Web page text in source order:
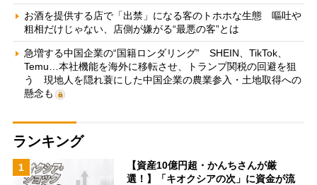
お酒を提供する店で「出禁」になる客のトホホな生態 嘔吐や
粗相だけじゃない、店側が嫌がる“最悪の客”とは
急増する中国企業の“国籍ロンダリング” SHEIN、TikTok、
Temu…本社機能を海外に移転させ、トランプ関税の回避を狙
う 現地人を隠れ蓑にした中国企業の農業参入・土地取得への
懸念も
ランキング
1
【資産10億円超・かんちさんが厳
選！】「キオクシアの次」に資金が流